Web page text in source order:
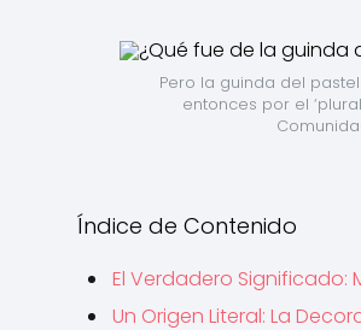
Pero la guinda del
entonces por el
Índice de Contenido
El Verdadero Significado:
Un Origen Literal: La